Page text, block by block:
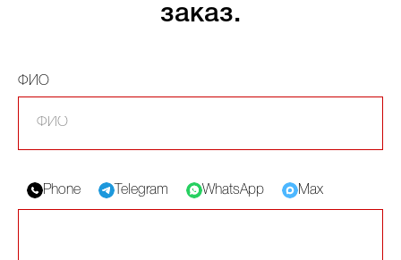
заказ.
ФИО
Phone Telegram WhatsApp Max